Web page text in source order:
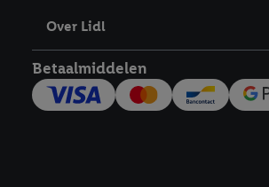
Over Lidl
Betaalmiddelen